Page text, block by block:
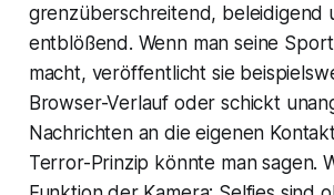
grenzüberschreitend, beleidigend
entblößend. Wenn man seine
macht, veröffentlicht sie
Browser-Verlauf oder schickt
Nachrichten an die eigenen
Terror-Prinzip könnte man sagen.